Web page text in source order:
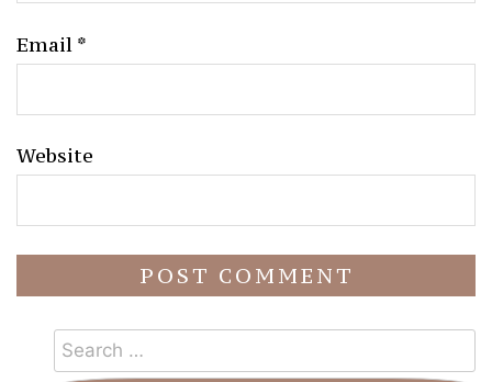
Email *
Website
Search
for: